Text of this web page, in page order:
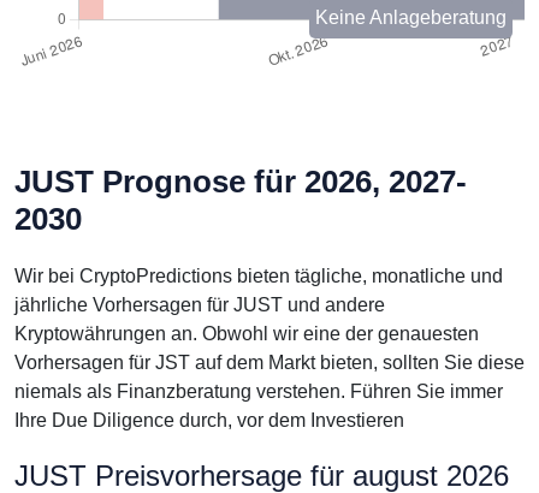
Keine Anlageberatung
JUST Prognose für 2026, 2027-
2030
Wir bei CryptoPredictions bieten tägliche, monatliche und
jährliche Vorhersagen für JUST und andere
Kryptowährungen an. Obwohl wir eine der genauesten
Vorhersagen für JST auf dem Markt bieten, sollten Sie diese
niemals als Finanzberatung verstehen. Führen Sie immer
Ihre Due Diligence durch, vor dem Investieren
JUST Preisvorhersage für august 2026